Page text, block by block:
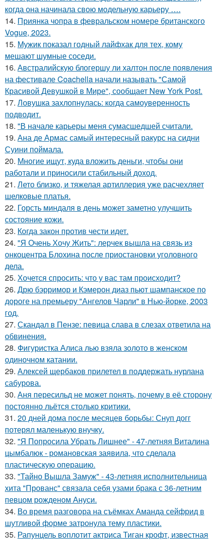
когда она начинала свою модельную карьеру ….
14. Приянка чопра в февральском номере британского
Vogue, 2023.
15. Мужик показал годный лайфхак для тех, кому
мешают шумные соседи.
16. Австралийскую блогершу ли халтон после появления
на фестивале Coachella начали называть "Самой
Красивой Девушкой в Мире", сообщает New York Post.
17. Ловушка захлопнулась: когда самоуверенность
подводит.
18. "В начале карьеры меня сумасшедшей считали.
19. Ана де Армас самый интересный ракурс на сидни
Суини поймала.
20. Многие ищут, куда вложить деньги, чтобы они
работали и приносили стабильный доход.
21. Лето близко, и тяжелая артиллерия уже расчехляет
шелковые платья.
22. Горсть миндаля в день может заметно улучшить
состояние кожи.
23. Когда закон против чести идет.
24. "Я Очень Хочу Жить": лерчек вышла на связь из
онкоцентра Блохина после приостановки уголовного
дела.
25. Хочется спросить: что у вас там происходит?
26. Дрю бэрримор и Кэмерон диаз пьют шампанское по
дороге на премьеру "Ангелов Чарли" в Нью-йорке, 2003
год.
27. Скандал в Пензе: певица слава в слезах ответила на
обвинения.
28. Фигуристка Алиса лью взяла золото в женском
одиночном катании.
29. Алексей щербаков прилетел в поддержать нурлана
сабурова.
30. Аня пересильд не может понять, почему в её сторону
постоянно льётся столько критики.
31. 20 дней дома после месяцев борьбы: Снуп догг
потерял маленькую внучку.
32. "Я Попросила Убрать Лишнее" - 47-летняя Виталина
цымбалюк - романовская заявила, что сделала
пластическую операцию.
33. "Тайно Вышла Замуж" - 43-летняя исполнительница
хита "Прованс" связала себя узами брака с 36-летним
певцом рожденом Ануси.
34. Во время разговора на съёмках Аманда сейфрид в
шутливой форме затронула тему пластики.
35. Рапунцель воплотит актриса Тиган крофт, известная